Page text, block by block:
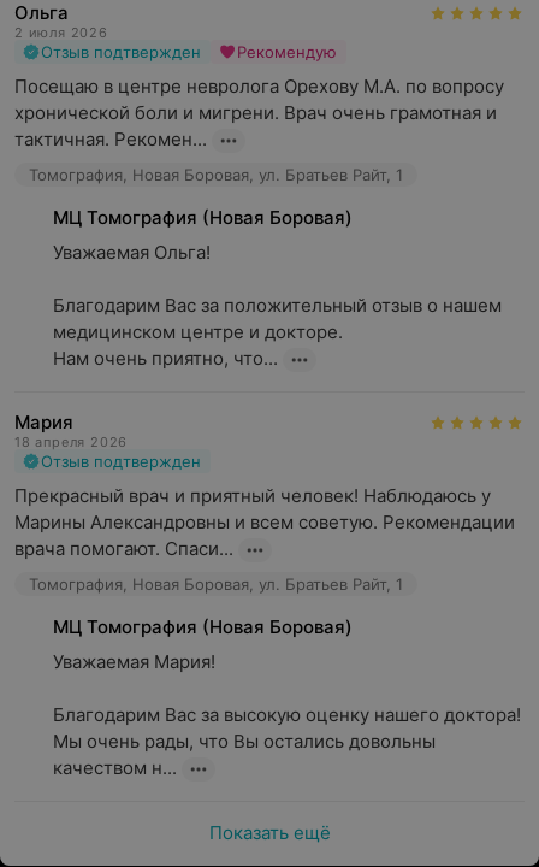
Ольга
2 июля 2026
Отзыв подтвержден Рекомендую
Посещаю в центре невролога Орехову М.А. по вопросу
хронической боли и мигрени. Врач очень грамотная и
тактичная. Рекомен...
Томография, Новая Боровая, ул. Братьев Райт, 1
МЦ Томография (Новая Боровая)
Уважаемая Ольга!
Благодарим Вас за положительный отзыв о нашем
медицинском центре и докторе.
Нам очень приятно, что...
Мария
18 апреля 2026
Отзыв подтвержден
Прекрасный врач и приятный человек! Наблюдаюсь у
Марины Александровны и всем советую. Рекомендации
врача помогают. Спаси...
Томография, Новая Боровая, ул. Братьев Райт, 1
МЦ Томография (Новая Боровая)
Уважаемая Мария!
Благодарим Вас за высокую оценку нашего доктора!
Мы очень рады, что Вы остались довольны
качеством н...
Показать ещё